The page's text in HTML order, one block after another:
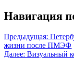
Навигация
Предыдущая:
жизни после ПМЭФ
Далее: Визуальный